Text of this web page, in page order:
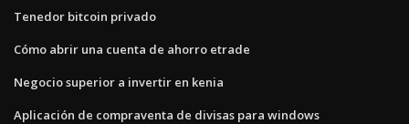
Tenedor bitcoin privado
Cómo abrir una cuenta de ahorro etrade
Negocio superior a invertir en kenia
Aplicación de compraventa de divisas para windows